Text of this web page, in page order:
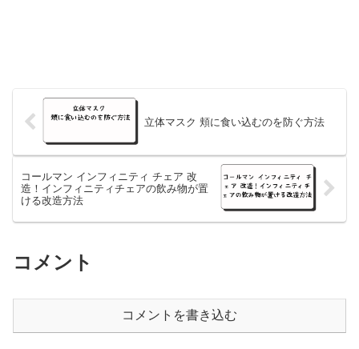
立体マスク 頬に食い込むのを防ぐ方法
コールマン インフィニティ チェア 改
造！インフィニティチェアの飲み物が置
ける改造方法
コメント
コメントを書き込む